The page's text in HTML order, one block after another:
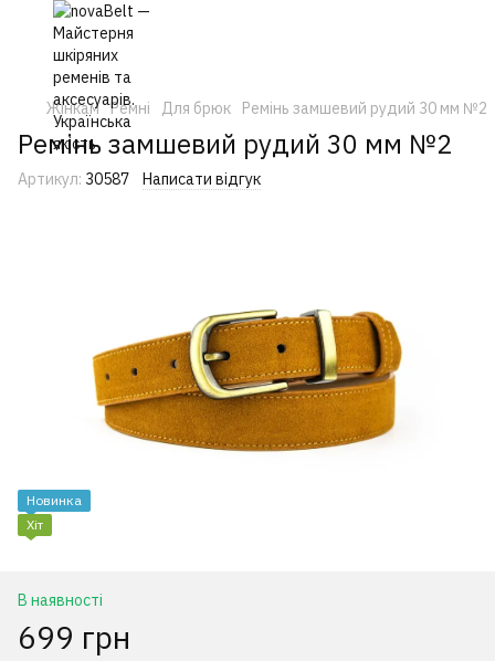
Жінкам Ремні Для брюк Ремінь замшевий рудий 30 мм №2
Ремінь замшевий рудий 30 мм №2
Артикул: 30587 Написати відгук
Новинка
Хіт
В наявності
699 грн